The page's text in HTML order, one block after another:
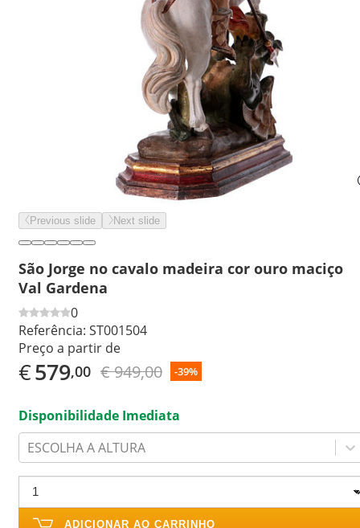
Previous slide Next slide
São Jorge no cavalo madeira cor ouro maciço
Val Gardena
0
Referência: ST001504
Preço a partir de
€579,00 € 949,00 -39%
Disponibilidade Imediata
ESCOLHA A ALTURA
ADICIONAR AO CARRINHO